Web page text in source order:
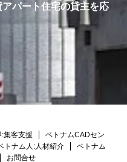
パート住宅の貸主を応
集客支援
ベトナムCADセン
トナム人:人材紹介
ベトナム
お問合せ